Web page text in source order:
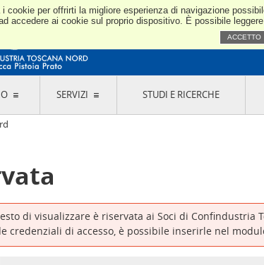
cookie per offrirti la migliore esperienza di navigazione
accedere ai cookie sul proprio dispositivo. È possibile
ACCETTO
ASSOCIATIVI
PUBBLICI
DI LUCCA,
DESIGNAZIONE
ORGANI DI CONTROLLO
COMITATO PICCOLA
INDUSTRIA
SERVIZI STUDI E RICERCHE
di visualizzare è riservata ai Soci di Confindustria
credenziali di accesso, è possibile inserirle nel